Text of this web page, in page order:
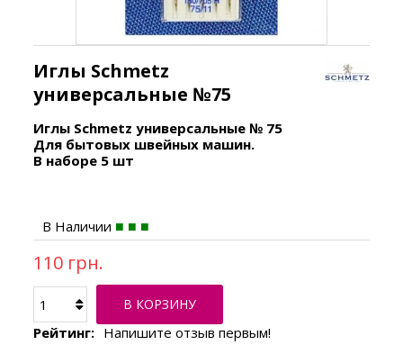
Иглы Schmetz
универсальные №75
Иглы Schmetz универсальные № 75
Для бытовых швейных машин.
В наборе 5 шт
В Наличии
110 грн.
В КОРЗИНУ
Рейтинг: Напишите отзыв первым!